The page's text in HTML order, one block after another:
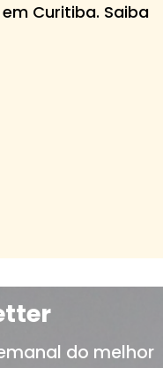
Curitiba. Saiba
do melhor